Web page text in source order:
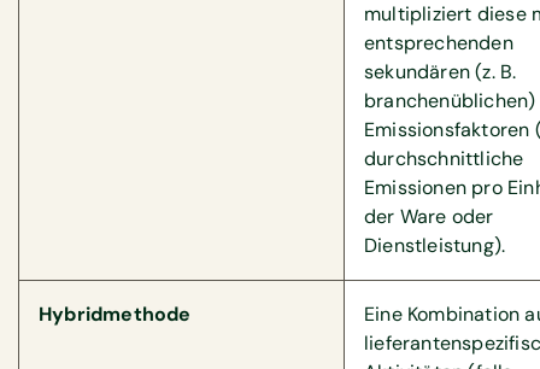
multipliziert diese
entsprechenden
sekundären (z. B.
branchenüblichen)
Emissionsfaktoren
durchschnittliche
Emissionen pro
der Ware oder
Dienstleistung).
Hybridmethode
Eine Kombination